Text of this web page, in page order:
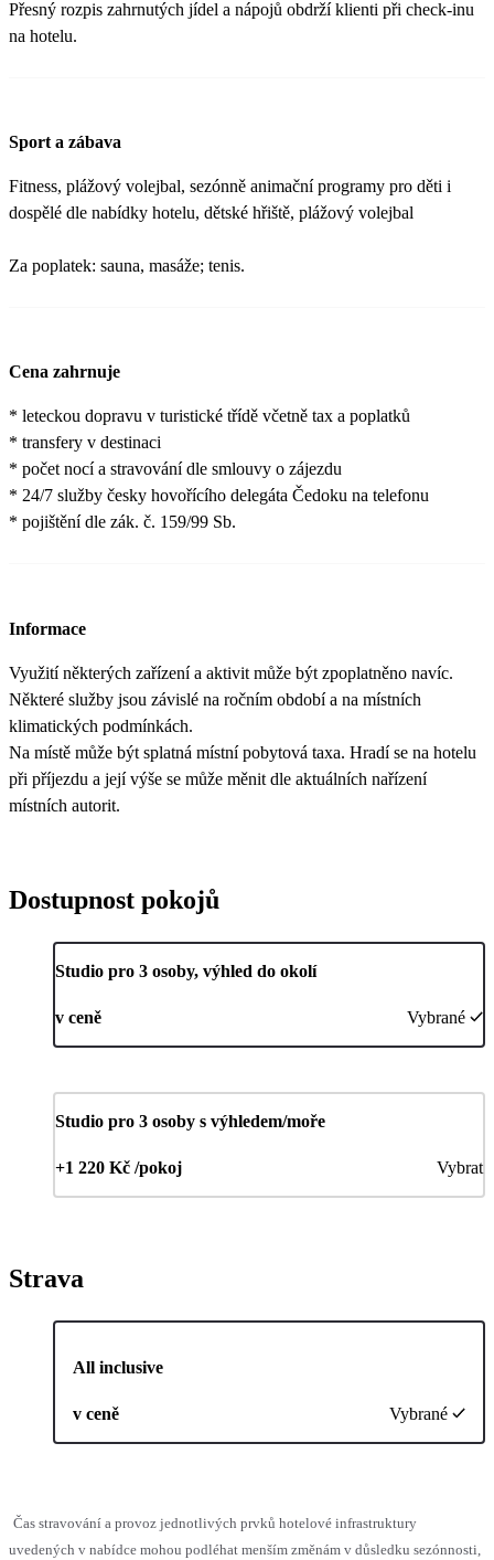
Přesný rozpis zahrnutých jídel a nápojů obdrží klienti při check-inu
na hotelu.
Sport a zábava
Fitness, plážový volejbal, sezónně animační programy pro děti i
dospělé dle nabídky hotelu, dětské hřiště, plážový volejbal
Za poplatek: sauna, masáže; tenis.
Cena zahrnuje
* leteckou dopravu v turistické třídě včetně tax a poplatků
* transfery v destinaci
* počet nocí a stravování dle smlouvy o zájezdu
* 24/7 služby česky hovořícího delegáta Čedoku na telefonu
* pojištění dle zák. č. 159/99 Sb.
Informace
Využití některých zařízení a aktivit může být zpoplatněno navíc.
Některé služby jsou závislé na ročním období a na místních
klimatických podmínkách.
Na místě může být splatná místní pobytová taxa. Hradí se na hotelu
při příjezdu a její výše se může měnit dle aktuálních nařízení
místních autorit.
Dostupnost pokojů
Studio pro 3 osoby, výhled do okolí
v ceně Vybrané
Studio pro 3 osoby s výhledem/moře
+1 220 Kč /pokoj Vybrat
Strava
All inclusive
v ceně Vybrané
Čas stravování a provoz jednotlivých prvků hotelové infrastruktury
uvedených v nabídce mohou podléhat menším změnám v důsledku sezónnosti,